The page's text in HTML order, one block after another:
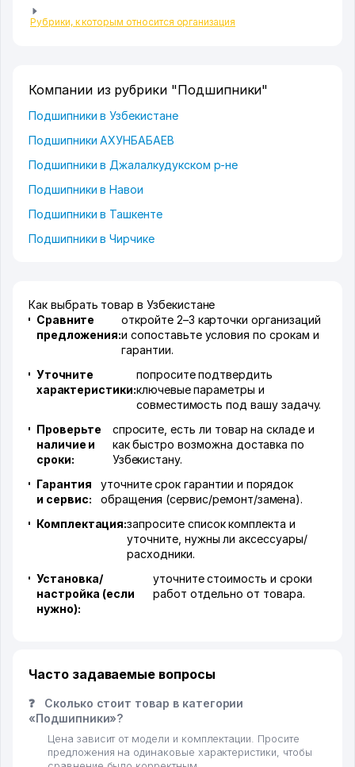
Рубрики, к которым относится организация
Компании из рубрики "Подшипники"
Подшипники в Узбекистане
Подшипники АХУНБАБАЕВ
Подшипники в Джалалкудукском р-не
Подшипники в Навои
Подшипники в Ташкенте
Подшипники в Чирчике
Как выбрать товар в Узбекистане
Сравните
предложения:
откройте 2–3 карточки организаций
и сопоставьте условия по срокам и
гарантии.
Уточните
характеристики:
попросите подтвердить
ключевые параметры и
совместимость под вашу задачу.
Проверьте
наличие и
сроки:
спросите, есть ли товар на складе и
как быстро возможна доставка по
Узбекистану.
Гарантия
и сервис:
уточните срок гарантии и порядок
обращения (сервис/ремонт/замена).
Комплектация:запросите список комплекта и
уточните, нужны ли аксессуары/
расходники.
Установка/
настройка (если
нужно):
уточните стоимость и сроки
работ отдельно от товара.
Часто задаваемые вопросы
❓
Сколько стоит товар в категории
«Подшипники»?
Цена зависит от модели и комплектации. Просите
предложения на одинаковые характеристики, чтобы